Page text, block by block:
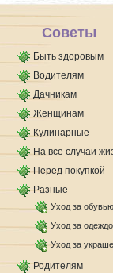
Советы
Быть здоровым
Водителям
Дачникам
Женщинам
Кулинарные
На все случаи
Перед покупкой
Разные
Уход за обувью
Уход за
Уход за
Родителям